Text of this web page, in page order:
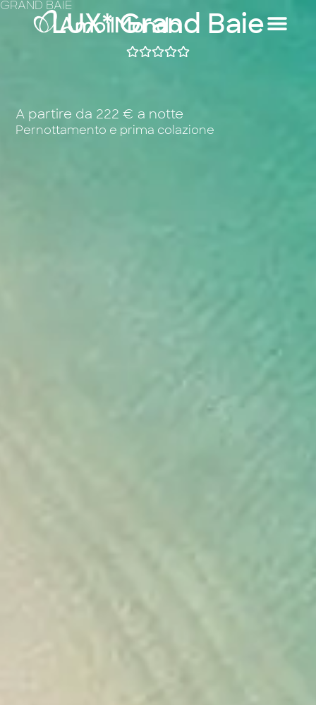
GRAND BAIE
LUX* Grand Baie
A partire da 222 € a notte
Pernottamento e prima colazione